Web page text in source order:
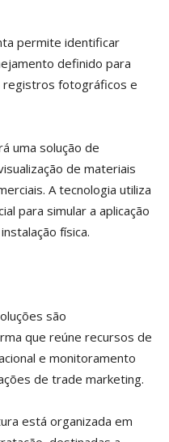
permite identificar
definido para
registros fotográficos e
uma solução de
de materiais
A tecnologia utiliza
para simular a aplicação
física.
são
que reúne recursos de
e monitoramento
de trade marketing.
está organizada em